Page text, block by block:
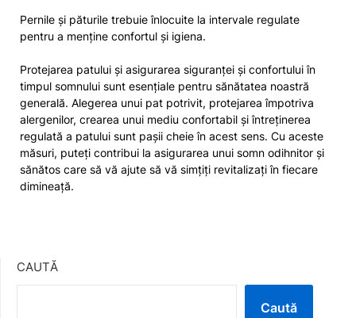
Pernile și păturile trebuie înlocuite la intervale regulate
pentru a menține confortul și igiena.
Protejarea patului și asigurarea siguranței și confortului în
timpul somnului sunt esențiale pentru sănătatea noastră
generală. Alegerea unui pat potrivit, protejarea împotriva
alergenilor, crearea unui mediu confortabil și întreținerea
regulată a patului sunt pașii cheie în acest sens. Cu aceste
măsuri, puteți contribui la asigurarea unui somn odihnitor și
sănătos care să vă ajute să vă simțiți revitalizați în fiecare
dimineață.
CAUTĂ
Caută